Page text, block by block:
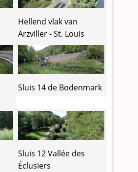
Hellend vlak van
Arzviller - St. Louis
Sluis 14 de Bodenmark
Sluis 12 Vallée des
Éclusiers